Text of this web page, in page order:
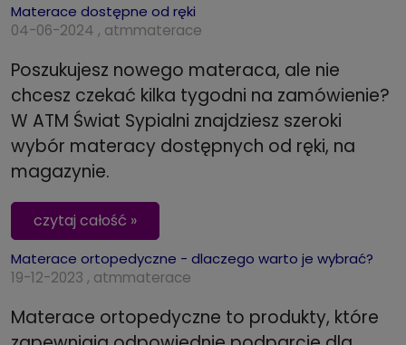
Materace dostępne od ręki
04-06-2024 , atmmaterace
Poszukujesz nowego materaca, ale nie
chcesz czekać kilka tygodni na zamówienie?
W ATM Świat Sypialni znajdziesz szeroki
wybór materacy dostępnych od ręki, na
magazynie.
czytaj całość »
Materace ortopedyczne - dlaczego warto je wybrać?
19-12-2023 , atmmaterace
Materace ortopedyczne to produkty, które